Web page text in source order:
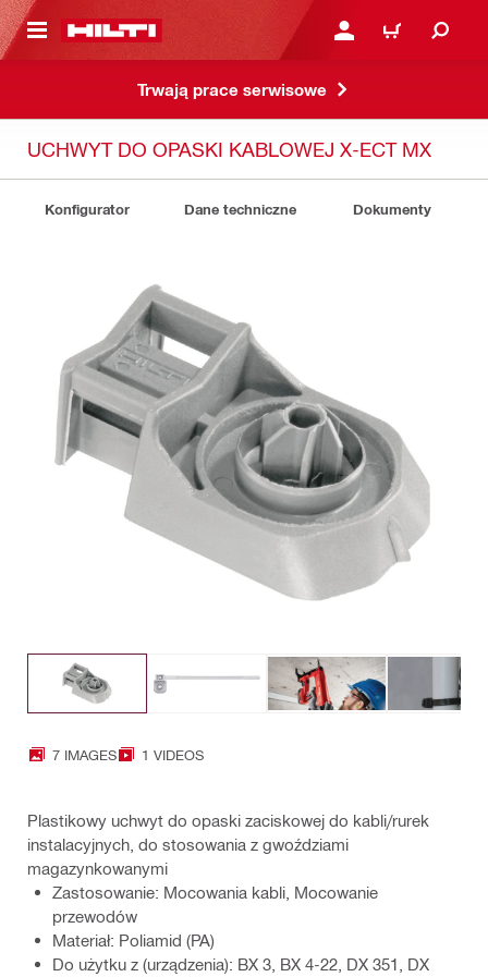
GŁÓWNEJ ZALOGUJ SIĘ LUB
KOSZYK
Trwają prace serwisowe
UCHWYT DO OPASKI KABLOWEJ X-ECT MX
Konfigurator Dane techniczne Dokumenty
7 IMAGES 1 VIDEOS
Plastikowy uchwyt do opaski zaciskowej do kabli/rurek
instalacyjnych, do stosowania z gwoździami
magazynkowanymi
Zastosowanie: Mocowania kabli, Mocowanie
przewodów
Materiał: Poliamid (PA)
Do użytku z (urządzenia): BX 3, BX 4-22, DX 351, DX